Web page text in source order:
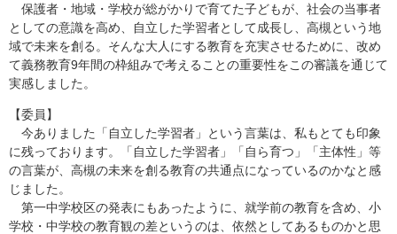
保護者・地域・学校が総がかりで育てた子どもが、社会の当事者
としての意識を高め、自立した学習者として成長し、高槻という地
域で未来を創る。そんな大人にする教育を充実させるために、改め
て義務教育9年間の枠組みで考えることの重要性をこの審議を通じて
実感しました。
【委員】
今ありました「自立した学習者」という言葉は、私もとても印象
に残っております。「自立した学習者」「自ら育つ」「主体性」等
の言葉が、高槻の未来を創る教育の共通点になっているのかなと感
じました。
第一中学校区の発表にもあったように、就学前の教育を含め、小
学校・中学校の教育観の差というのは、依然としてあるものかと思